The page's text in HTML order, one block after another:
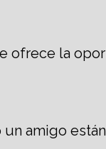
ofrece la
amigo